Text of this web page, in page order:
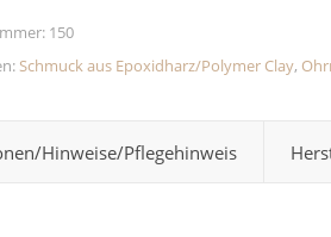
150
Schmuck aus Epoxidharz/Polymer Clay,
Hinweise/Pflegehinweis